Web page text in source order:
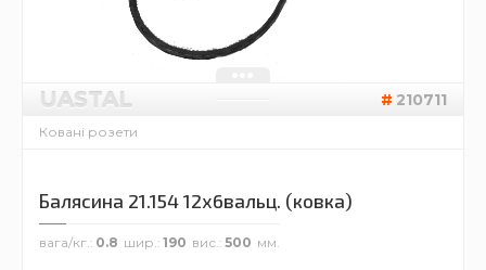
UASTAL 210711
Ковані розети
Балясина 21.154 12х6вальц. (ковка)
вага/кг. 0.8 шир. 190 вис. 500